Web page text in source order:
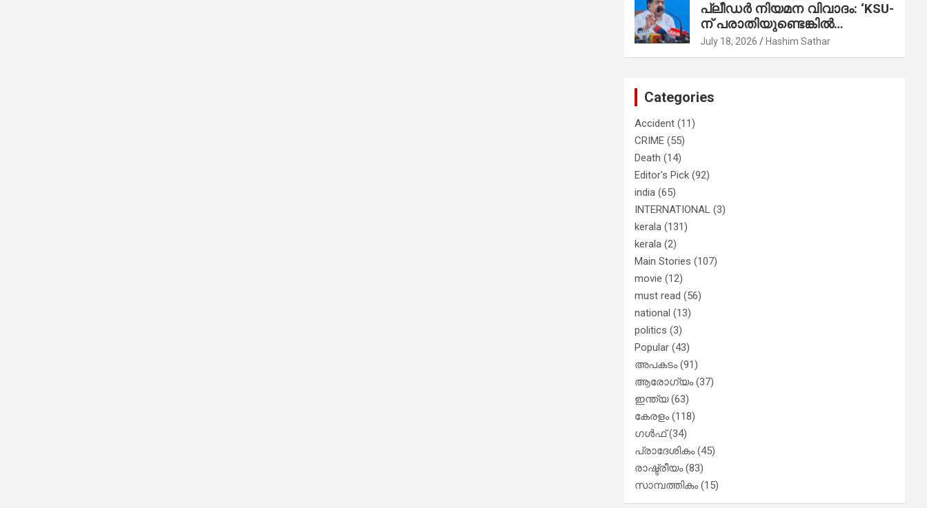
ഉണ്ടായിരുന്നത്; സാബുവിന്റേത്
വ്യക്തിപരമായ നേട്ടത്തിനുള്ള
പാര്‍ട്ടി; ഇപ്പോള്‍ ഫോണ്‍
വിളിച്ചാല്‍ എടുക്കില്ല;
ദുരനുഭവങ്ങള്‍ തുറന്നടിച്ച്
അഖില്‍ മാരാര്‍ ട്വന്റി 20 വിട്ടു
പ്ലീഡർ നിയമന വിവാദം: ‘KSU-
ന് പരാതിയുണ്ടെങ്കിൽ
പരിശോധിക്കും’; രമേശ്
ചെന്നിത്തല
July 18, 2026 Hashim Sathar
Categories
Accident (11)
CRIME (55)
Death (14)
Editor's Pick (92)
india (65)
INTERNATIONAL (3)
kerala (131)
kerala (2)
Main Stories (107)
movie (12)
must read (56)
national (13)
politics (3)
Popular (43)
അപകടം(91)
ആരോഗ്യം(37)
ഇന്ത്യ(63)
കേരളം(118)
ഗൾഫ്(34)
പ്രാദേശികം(45)
രാഷ്ട്രീയം(83)
സാമ്പത്തികം(15)